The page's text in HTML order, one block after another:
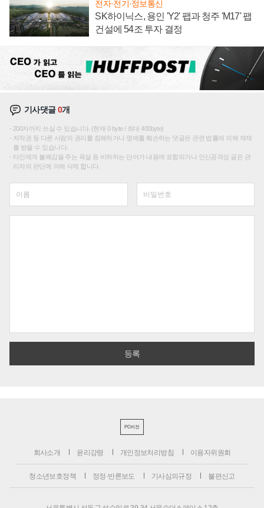
전자·전기·정보통신
SK하이닉스, 용인 'Y2' 팹과 청주 'M17' 팹
건설에 54조 투자 결정
기사댓글0개
200자까지 쓰실 수 있습니다. (현재 0 byte / 최대 400byte)
저작권 등 다른 사람의 권리를 침해하거나 명예를 훼손하는 댓글은 관련 법률에 의해 제재
를 받을 수 있습니다.
타인에게 불쾌감을 주는 욕설 등 비하하는 단어가 내용에 포함되거나 인신공격성 글은 관
리자의 판단에 의해 삭제 합니다.
PC버전
회사소개 윤리강령 개인정보처리방침 이용자위원회
청소년보호정책 정정·반론보도 기사심의규정 불편신고